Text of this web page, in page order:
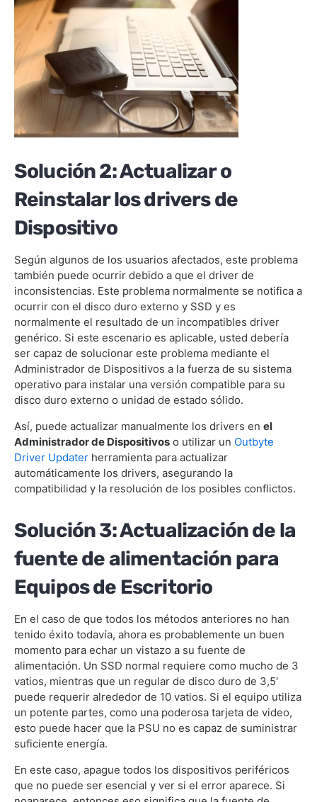
Solución 2: Actualizar o
Reinstalar los drivers de
Dispositivo
Según algunos de los usuarios afectados, este problema
también puede ocurrir debido a que el driver de
inconsistencias. Este problema normalmente se notifica a
ocurrir con el disco duro externo y SSD y es
normalmente el resultado de un incompatibles driver
genérico. Si este escenario es aplicable, usted debería
ser capaz de solucionar este problema mediante el
Administrador de Dispositivos a la fuerza de su sistema
operativo para instalar una versión compatible para su
disco duro externo o unidad de estado sólido.
Así, puede actualizar manualmente los drivers en el
Administrador de Dispositivos o utilizar un Outbyte
Driver Updater herramienta para actualizar
automáticamente los drivers, asegurando la
compatibilidad y la resolución de los posibles conflictos.
Solución 3: Actualización de la
fuente de alimentación para
Equipos de Escritorio
En el caso de que todos los métodos anteriores no han
tenido éxito todavía, ahora es probablemente un buen
momento para echar un vistazo a su fuente de
alimentación. Un SSD normal requiere como mucho de 3
vatios, mientras que un regular de disco duro de 3,5′
puede requerir alrededor de 10 vatios. Si el equipo utiliza
un potente partes, como una poderosa tarjeta de video,
esto puede hacer que la PSU no es capaz de suministrar
suficiente energía.
En este caso, apague todos los dispositivos periféricos
que no puede ser esencial y ver si el error aparece. Si